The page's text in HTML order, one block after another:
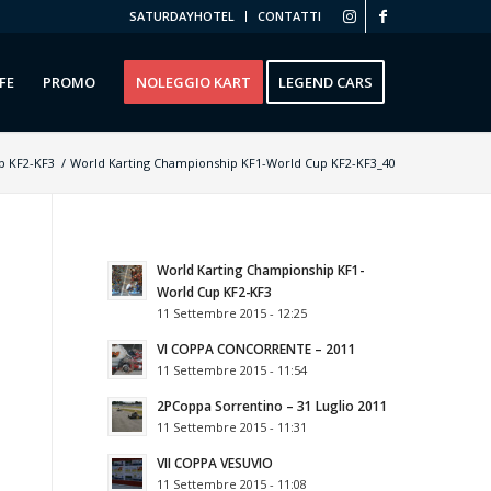
SATURDAYHOTEL CONTATTI
PROMO NOLEGGIO KART LEGEND CARS
KF3 / World Karting Championship KF1-World Cup KF2-KF3_40
World Karting Championship KF1-
World Cup KF2-KF3
11 Settembre 2015 - 12:25
VI COPPA CONCORRENTE – 2011
11 Settembre 2015 - 11:54
2РCoppa Sorrentino – 31 Luglio 2011
11 Settembre 2015 - 11:31
VII COPPA VESUVIO
11 Settembre 2015 - 11:08